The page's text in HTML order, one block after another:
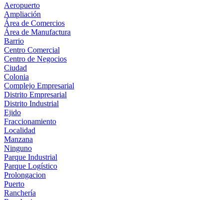
Aeropuerto
Ampliación
Área de Comercios
Área de Manufactura
Barrio
Centro Comercial
Centro de Negocios
Ciudad
Colonia
Complejo Empresarial
Distrito Empresarial
Distrito Industrial
Ejido
Fraccionamiento
Localidad
Manzana
Ninguno
Parque Industrial
Parque Logístico
Prolongacion
Puerto
Ranchería